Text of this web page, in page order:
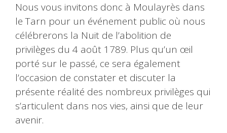
Nous vous invitons donc à Moulayrès dans
le Tarn pour un événement public où nous
célébrerons la Nuit de l’abolition de
privilèges du 4 août 1789. Plus qu’un œil
porté sur le passé, ce sera également
l’occasion de constater et discuter la
présente réalité des nombreux privilèges qui
s’articulent dans nos vies, ainsi que de leur
avenir.